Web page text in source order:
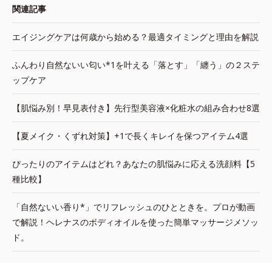
関連記事
エイジングケアは何歳から始める？最適タイミングと理由を解説
ふんわり自然ないい匂い*1を叶える「落とす」「纏う」の２ステ
ップケア
【肌悩み別！早見表付き】先行型美容液×化粧水の組み合わせ8選
【夏メイク・くずれ対策】+1で長くキレイを保つアイテム4選
ぴったりのアイテムはどれ？あなたの肌悩みに応える洗顔料【5
種比較】
「自然ないい香り*」でリフレッシュのひとときを。プロが動画
で解説！ヘレナスのボディオイルを使った簡単マッサージメソッ
ド。